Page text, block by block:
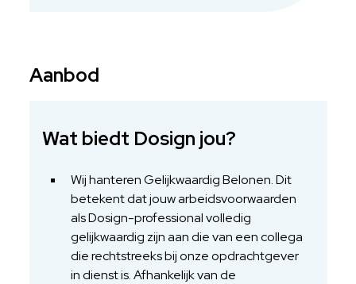
Aanbod
Wat biedt Dosign jou?
Wij hanteren Gelijkwaardig Belonen. Dit
betekent dat jouw arbeidsvoorwaarden
als Dosign-professional volledig
gelijkwaardig zijn aan die van een collega
die rechtstreeks bij onze opdrachtgever
in dienst is. Afhankelijk van de